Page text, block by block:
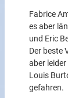
Fabrice
es aber
und Eric
Der beste
aber
Louis
gefahren.